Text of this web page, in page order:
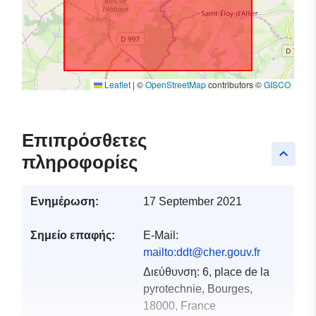
Leaflet | ©OpenStreetMapcontributors ©GISCO
keyboard_arrow_up
Επιπρόσθετες
πληροφορίες
Ενημέρωση: 17 September 2021
Σημείο επαφής:
E-Mail:
mailto:ddt@cher.gouv.fr
Διεύθυνση: 6, place de la
pyrotechnie, Bourges,
18000, France